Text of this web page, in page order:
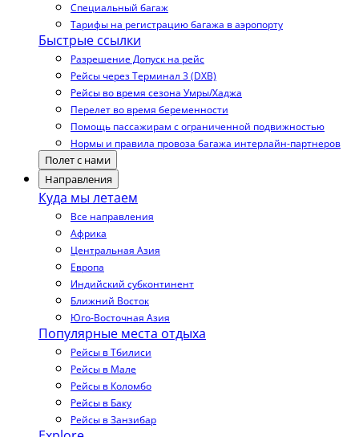
Специальный багаж
Тарифы на регистрацию багажа в аэропорту
Быстрые ссылки
Разрешение Допуск на рейс
Рейсы через Терминал 3 (DXB)
Рейсы во время сезона Умры/Хаджа
Перелет во время беременности
Помощь пассажирам с ограниченной подвижностью
Нормы и правила провоза багажа интерлайн-партнеров
Полет с нами
Направления
Куда мы летаем
Все направления
Африка
Центральная Азия
Европа
Индийский субконтинент
Ближний Восток
Юго-Восточная Азия
Популярные места отдыха
Рейсы в Тбилиси
Рейсы в Мале
Рейсы в Коломбо
Рейсы в Баку
Рейсы в Занзибар